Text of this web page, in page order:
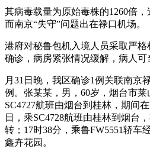
其病毒载量为原始毒株的1260倍，
而南京“失守”问题出在禄口机场。
港府对秘鲁包机入境人员采取严格
确诊，病房紧张情况缓解，病人可
月31日晚，我区确诊1例关联南京
例。张某某，男，60岁，烟台市莱
SC4727航班由烟台到桂林，期间
日，乘SC4728航班由桂林到烟台
转；17时38分，乘鲁FW5551轿车
鑫卉花园。